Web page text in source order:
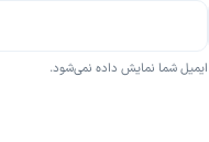
ایمیل شما نمایش داده نمی‌شود.